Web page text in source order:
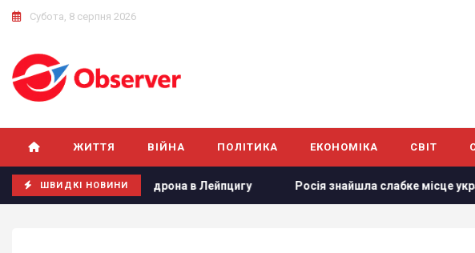
Субота, 8 серпня 2026
ЖИТТЯ ВІЙНА ПОЛІТИКА ЕКОНОМІКА СВІТ
ШВИДКІ НОВИНИ
літак від дрона в Лейпцигу Росія знайшла слабке місце